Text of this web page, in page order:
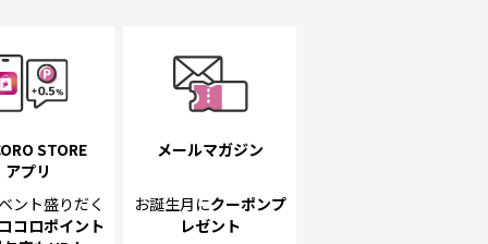
STORE
アプリ
ント盛りだく
ココロポイント
メールマガジン
お誕生月にクーポンプ
レゼント